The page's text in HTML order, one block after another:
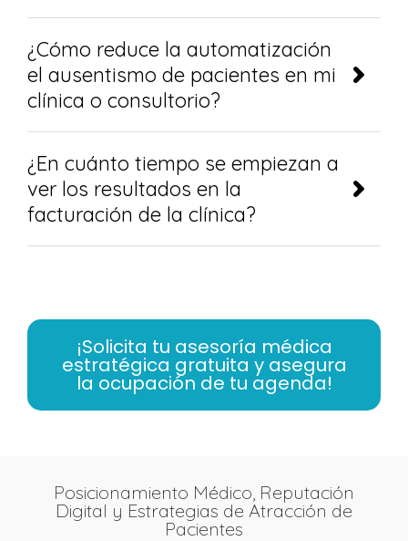
¿Cómo reduce la automatización
el ausentismo de pacientes en mi
clínica o consultorio?
¿En cuánto tiempo se empiezan a
ver los resultados en la
facturación de la clínica?
¡Solicita tu asesoría médica
estratégica gratuita y asegura
la ocupación de tu agenda!
Posicionamiento Médico, Reputación
Digital y Estrategias de Atracción de
Pacientes